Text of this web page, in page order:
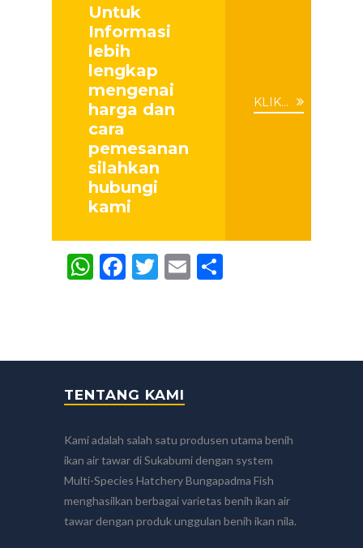
Untuk
Informasi
lebih
lengkap
mengenai
harga dan
cara
pemesanan
silahkan
hubungi
kami
KLIK...
WhatsApp
Facebook
Twitter
Email
TENTANG KAMI
Kami adalah salah satu produsen utama benih
ikan air tawar di Sukabumi dengan system
Multi-Species Hatchery Bungapadma Fish
menghasilkan berbagai varietas benih ikan air
tawar dengan produk unggulan benih ikan nila.